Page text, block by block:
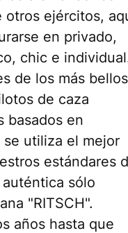
otros ejércitos,
en privado,
chic e
de los más bellos
de caza
basados en
utiliza el mejor
estándares
sólo
"RITSCH".
años hasta que